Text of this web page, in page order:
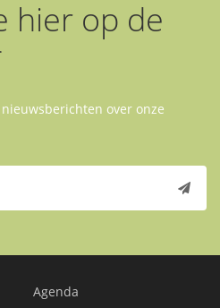
hier op de
over onze
Agenda